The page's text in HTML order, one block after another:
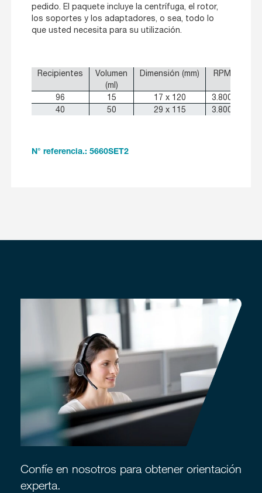
pedido. El paquete incluye la centrífuga, el rotor,
los soportes y los adaptadores, o sea, todo lo
que usted necesita para su utilización.
Recipientes
Volumen
(ml)
Dimensión (mm) RPM
96 15 17 x 120 3.800
40
50 29 x 115 3.800
N° referencia.: 5660SET2
Confíe en nosotros para obtener orientación
experta.